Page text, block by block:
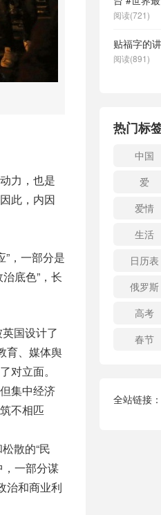
力，也是
此，内因
”，一部分是
底色”，长
国设计了
育、媒体舆
对立面。
集中经济
不相匹
散的“民
，一部分谋
治和商业利
破关键节点
阅读(721)
贴福字的
阅读(891)
热门标
中国
爱
爱情
生活
日历表
俄罗斯
高考
春节
全站链接：